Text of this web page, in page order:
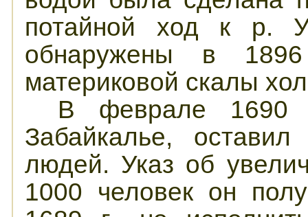
потайной ход к р.
обнаружены в
материковой скалы
В феврале 1690
Забайкалье,
людей. Указ об
1000 человек он